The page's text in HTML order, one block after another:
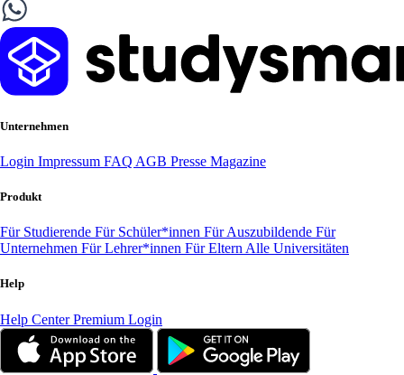
Unternehmen
Login Impressum FAQ AGB Presse Magazine
Produkt
Für Studierende Für Schüler*innen Für Auszubildende Für
Unternehmen Für Lehrer*innen Für Eltern Alle Universitäten
Help
Help CenterPremium Login